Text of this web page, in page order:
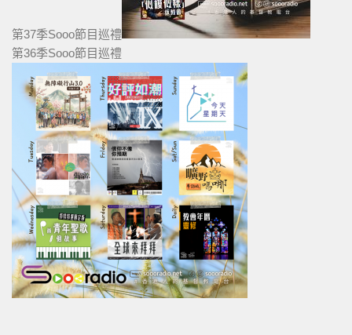
第37季Sooo節目巡禮
第36季Sooo節目巡禮